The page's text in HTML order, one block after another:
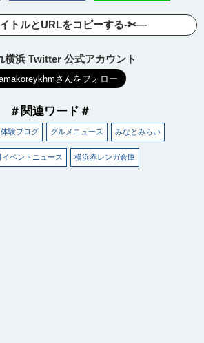
トルとURLをコピーする-✄—
横浜 Twitter 公式アカウント
＃関連ワード＃
験ブログ グルメニュース みなとみらい
ベントニュース 横浜赤レンガ倉庫